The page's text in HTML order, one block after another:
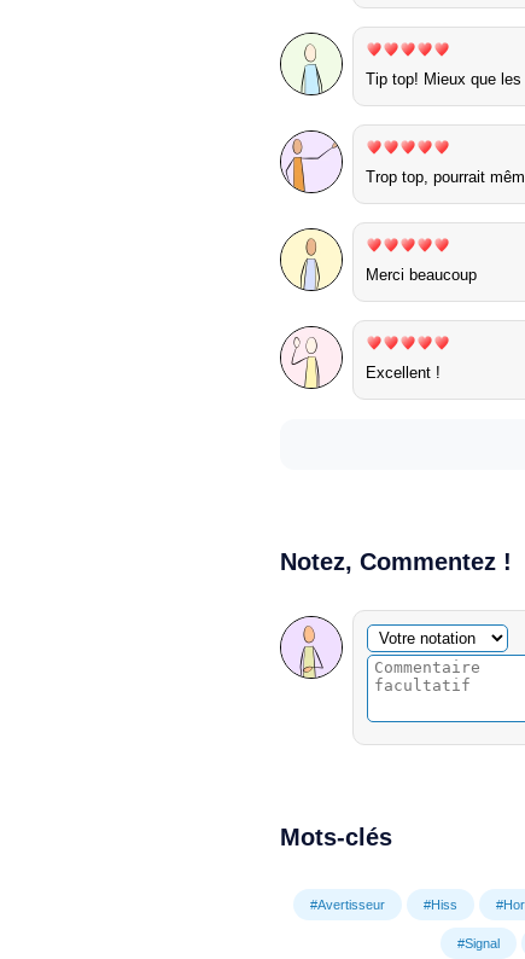
Tip top! Mieux que
Trop top, pourrait
Merci beaucoup
Excellent !
Notez, Commentez !
Commentaire facultatif
Votre notation
Mots-clés
#Avertisseur #Hiss
#Signal